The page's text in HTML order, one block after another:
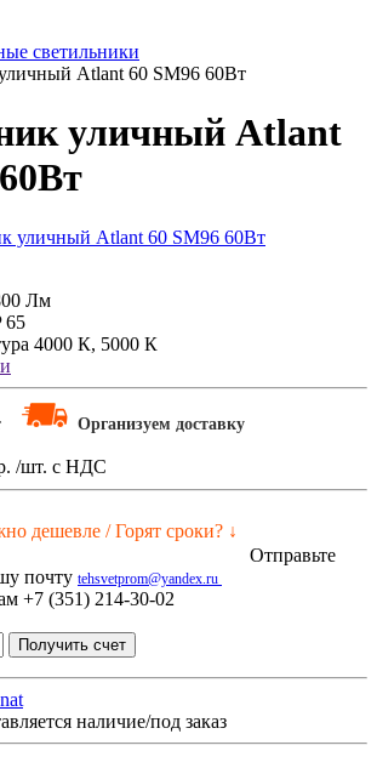
светильники
Atlant 60 SM96 60Вт
уличный Atlant
Лм
65
4000 К, 5000 К
Организуем доставку
/шт. с НДС
дешевле / Горят сроки? ↓
Отправьте
почту tehsvetprom@yandex.ru
+7 (351) 214-30-02
Получить счет
наличие/под заказ